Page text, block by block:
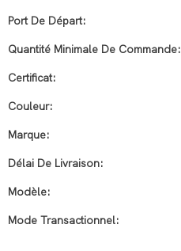
Port De Départ:
Quantité Minimale De Commande:
Certificat:
Couleur:
Marque:
Délai De Livraison:
Modèle:
Mode Transactionnel: